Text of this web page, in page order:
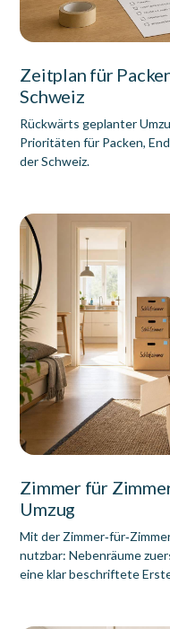
Zeitplan für
Schweiz
Rückwärts geplanter
Prioritäten für Packen,
der Schweiz.
Zimmer für
Umzug
Mit der
nutzbar: Nebenräume
eine klar beschriftete